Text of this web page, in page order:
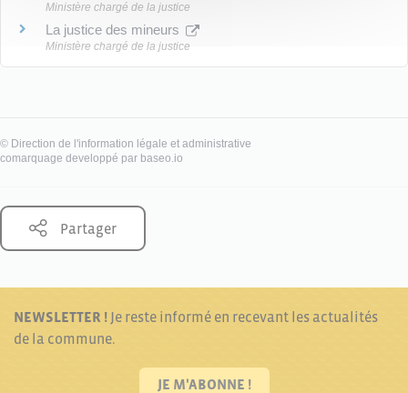
Ministère chargé de la justice
La justice des mineurs
Ministère chargé de la justice
© Direction de l'information légale et administrative
comarquage developpé par baseo.io
Partager
NEWSLETTER ! Je reste informé en recevant les actualités
de la commune.
JE M'ABONNE !